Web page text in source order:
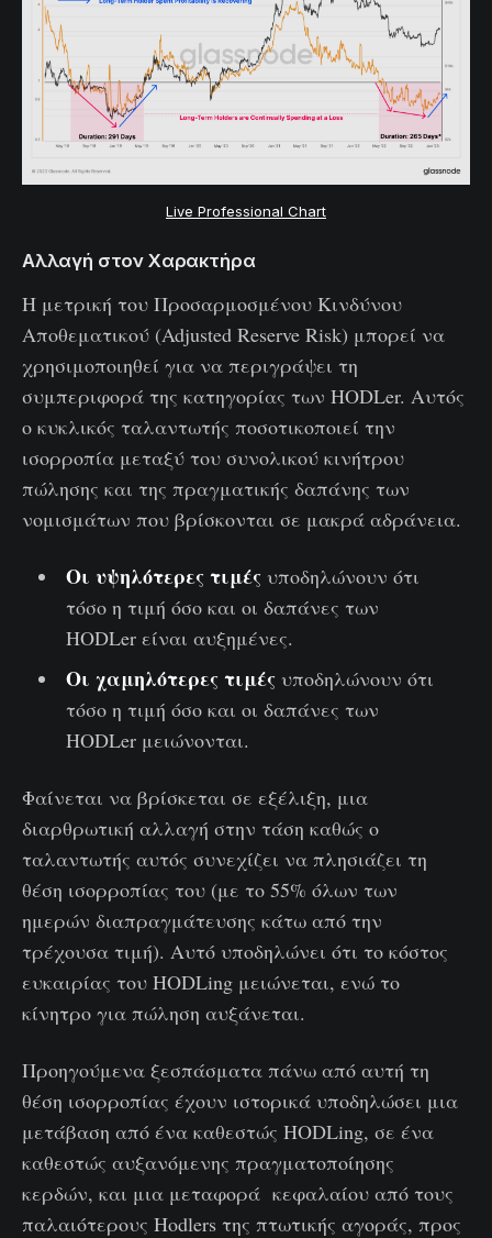
Live Professional Chart
Αλλαγή στον Χαρακτήρα
Η μετρική του Προσαρμοσμένου Κινδύνου
Αποθεματικού (Adjusted Reserve Risk) μπορεί να
χρησιμοποιηθεί για να περιγράψει τη
συμπεριφορά της κατηγορίας των HODLer. Αυτός
ο κυκλικός ταλαντωτής ποσοτικοποιεί την
ισορροπία μεταξύ του συνολικού κινήτρου
πώλησης και της πραγματικής δαπάνης των
νομισμάτων που βρίσκονται σε μακρά αδράνεια.
Οι υψηλότερες τιμέςυποδηλώνουν ότι
τόσο η τιμή όσο και οι δαπάνες των
HODLer είναι αυξημένες.
Οι χαμηλότερες τιμές υποδηλώνουν ότι
τόσο η τιμή όσο και οι δαπάνες των
HODLer μειώνονται.
Φαίνεται να βρίσκεται σε εξέλιξη, μια
διαρθρωτική αλλαγή στην τάση καθώς ο
ταλαντωτής αυτός συνεχίζει να πλησιάζει τη
θέση ισορροπίας του (με το 55% όλων των
ημερών διαπραγμάτευσης κάτω από την
τρέχουσα τιμή). Αυτό υποδηλώνει ότι το κόστος
ευκαιρίας του HODLing μειώνεται, ενώ το
κίνητρο για πώληση αυξάνεται.
Προηγούμενα ξεσπάσματα πάνω από αυτή τη
θέση ισορροπίας έχουν ιστορικά υποδηλώσει μια
μετάβαση από ένα καθεστώς HODLing, σε ένα
καθεστώς αυξανόμενης πραγματοποίησης
κερδών, και μια μεταφορά κεφαλαίου από τους
παλαιότερους Hodlers της πτωτικής αγοράς, προς